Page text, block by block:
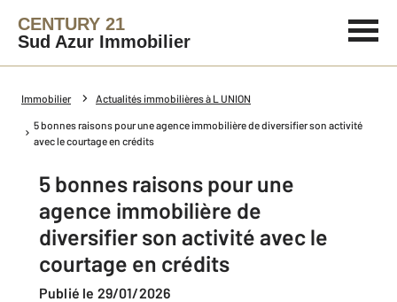
CENTURY 21
Sud Azur Immobilier
Immobilier Actualités immobilières à L UNION
5 bonnes raisons pour une agence immobilière de diversifier son activité
avec le courtage en crédits
5 bonnes raisons pour une
agence immobilière de
diversifier son activité avec le
courtage en crédits
Publié le 29/01/2026